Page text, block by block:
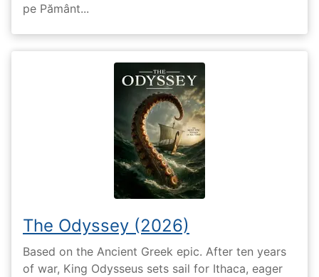
pe Pământ...
The Odyssey (2026)
Based on the Ancient Greek epic. After ten years
of war, King Odysseus sets sail for Ithaca, eager